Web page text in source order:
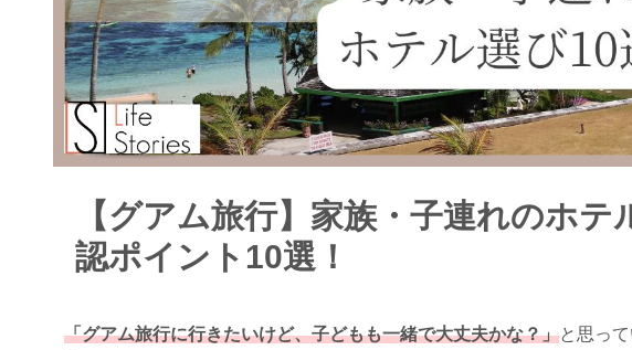
【グアム旅行】家族・子連れのホ
認ポイント10選！
「グアム旅行に行きたいけど、子どもも一緒で大丈夫かな？」と思っ